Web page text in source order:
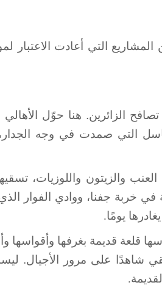
التي أعادت الاعتبار
الزائرين. هنا حوّل
التي صمدت في وجه
بساتينها على أكثر من 1500 دونم مزدانة بكروم
خربة جفنا، ووادي الفوار
يومًا.
قلعة قديمة بغرفها وأقواسها
شاهدًا على مرور الأجيال.
.